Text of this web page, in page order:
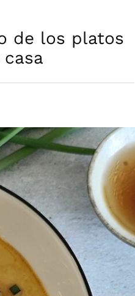
de los platos